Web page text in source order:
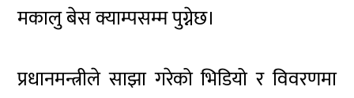
मकालु बेस क्याम्पसम्म पुग्नेछ।
प्रधानमन्त्रीले साझा गरेको भिडियो र विवरणमा